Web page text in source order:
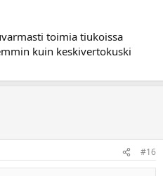
toimia tiukoissa
kuin keskivertokuski
#16